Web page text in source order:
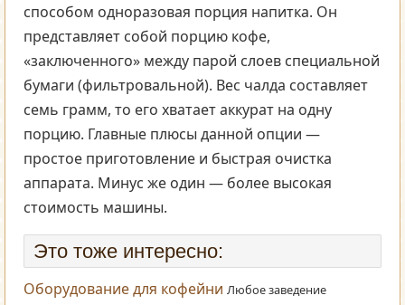
способом одноразовая порция напитка. Он
представляет собой порцию кофе,
«заключенного» между парой слоев специальной
бумаги (фильтровальной). Вес чалда составляет
семь грамм, то его хватает аккурат на одну
порцию. Главные плюсы данной опции —
простое приготовление и быстрая очистка
аппарата. Минус же один — более высокая
стоимость машины.
Это тоже интересно:
Оборудование для кофейни Любое заведение